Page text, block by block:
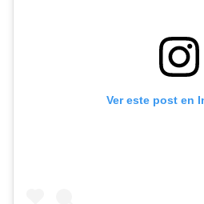
Ver este post en